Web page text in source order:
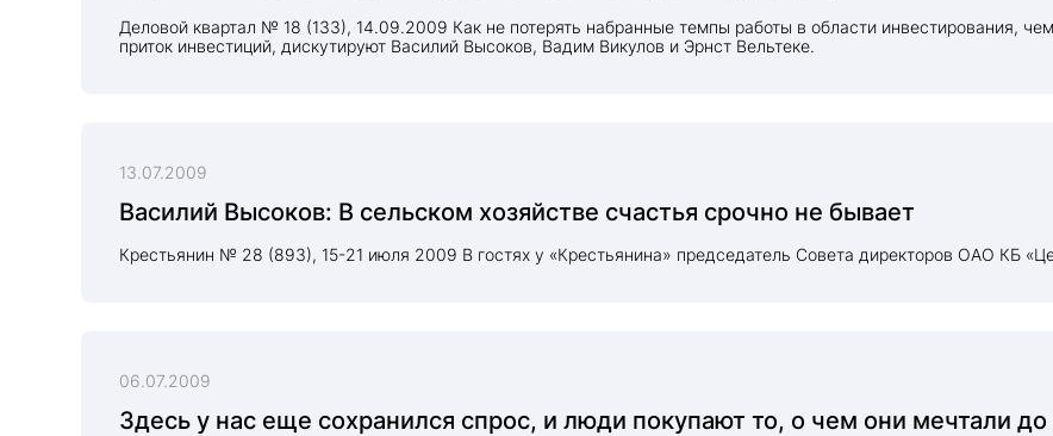
Деловой квартал № 18 (133), 14.09.2009 Как не потерять набранные темпы работы в области инвестирования,
приток инвестиций, дискутируют Василий Высоков, Вадим Викулов и Эрнст Вельтеке.
13.07.2009
Василий Высоков: В сельском хозяйстве счастья срочно не бывает
Крестьянин № 28 (893), 15-21 июля 2009 В гостях у «Крестьянина» председатель Совета директоров ОАО КБ
06.07.2009
Здесь у нас еще сохранился спрос, и люди покупают то, о чем они мечтали до